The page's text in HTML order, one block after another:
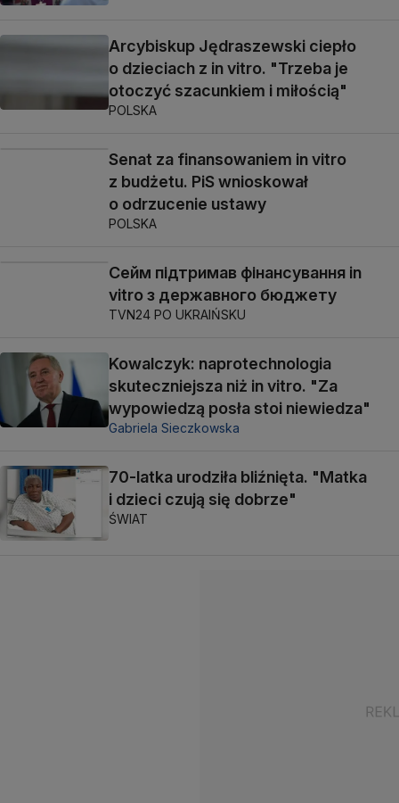
Arcybiskup Jędraszewski ciepło
o dzieciach z in vitro. "Trzeba je
otoczyć szacunkiem i miłością"
POLSKA
Senat za finansowaniem in vitro
z budżetu. PiS wnioskował
o odrzucenie ustawy
POLSKA
Сейм підтримав фінансування in
vitro з державного бюджету
TVN24 PO UKRAIŃSKU
Kowalczyk: naprotechnologia
skuteczniejsza niż in vitro. "Za
wypowiedzą posła stoi niewiedza"
Gabriela Sieczkowska
70-latka urodziła bliźnięta. "Matka
i dzieci czują się dobrze"
ŚWIAT